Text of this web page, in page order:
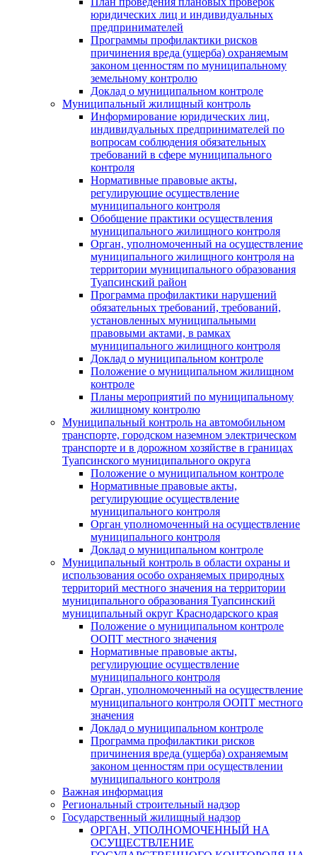
юридических лиц и индивидуальных
предпринимателей
Программы профилактики рисков
причинения вреда (ущерба) охраняемым
законом ценностям по муниципальному
земельному контролю
Доклад о муниципальном контроле
Муниципальный жилищный контроль
Информирование юридических лиц,
индивидуальных предпринимателей по
вопросам соблюдения обязательных
требований в сфере муниципального
контроля
Нормативные правовые акты,
регулирующие осуществление
муниципального контроля
Обобщение практики осуществления
муниципального жилищного контроля
Орган, уполномоченный на осуществление
муниципального жилищного контроля на
территории муниципального образования
Туапсинский район
Программа профилактики нарушений
обязательных требований, требований,
установленных муниципальными
правовыми актами, в рамках
муниципального жилищного контроля
Доклад о муниципальном контроле
Положение о муниципальном жилищном
контроле
Планы мероприятий по муниципальному
жилищному контролю
Муниципальный контроль на автомобильном
транспорте, городском наземном электрическом
транспорте и в дорожном хозяйстве в границах
Туапсинского муниципального округа
Положение о муниципальном контроле
Нормативные правовые акты,
регулирующие осуществление
муниципального контроля
Орган уполномоченный на осуществление
муниципального контроля
Доклад о муниципальном контроле
Муниципальный контроль в области охраны и
использования особо охраняемых природных
территорий местного значения на территории
муниципального образования Туапсинский
муниципальный округ Краснодарского края
Положение о муниципальном контроле
ООПТ местного значения
Нормативные правовые акты,
регулирующие осуществление
муниципального контроля
Орган, уполномоченный на осуществление
муниципального контроля ООПТ местного
значения
Доклад о муниципальном контроле
Программа профилактики рисков
причинения вреда (ущерба) охраняемым
законом ценностям при осуществлении
муниципального контроля
Важная информация
Региональный строительный надзор
Государственный жилищный надзор
ОРГАН, УПОЛНОМОЧЕННЫЙ НА
ОСУЩЕСТВЛЕНИЕ